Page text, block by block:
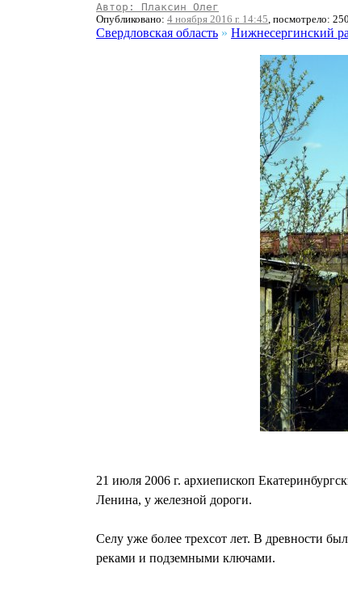
Автор: Плаксин Олег
Опубликовано: 4 ноября 2016 г. 14:45, посмотрело:
Свердловская область » Нижнесергинский
21 июля 2006 г. архиепископ
Ленина, у железной дороги.
Селу уже более трехсот лет. В древности
реками и подземными ключами.